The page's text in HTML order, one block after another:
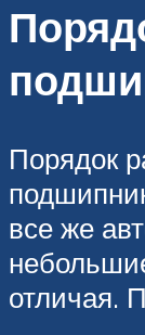
Порядок
все же
отличая.